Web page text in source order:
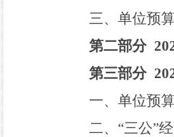
三、 单位预
第二部分
第三部分
一、 单位预
二、 “三公”